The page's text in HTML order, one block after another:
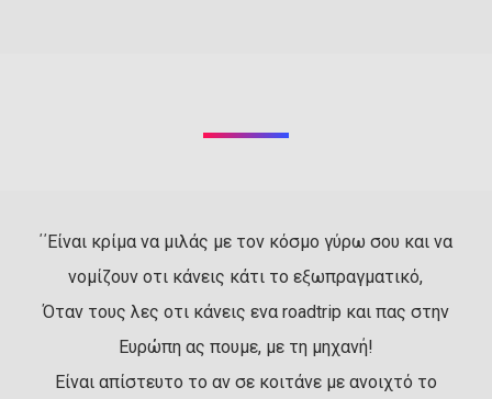
΄΄Είναι κρίμα να μιλάς με τον κόσμο γύρω σου και να
νομίζουν οτι κάνεις κάτι το εξωπραγματικό,
Όταν τους λες οτι κάνεις ενα roadtrip και πας στην
Ευρώπη ας πουμε, με τη μηχανή!
Είναι απίστευτο το αν σε κοιτάνε με ανοιχτό το